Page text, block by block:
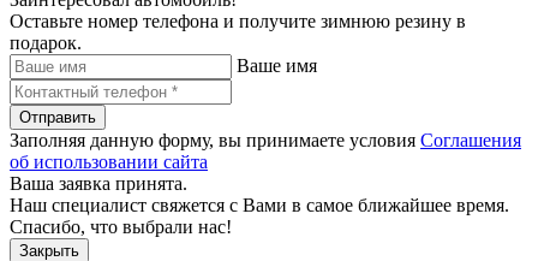
Оставьте номер телефона и получите зимнюю резину в
подарок.
Ваше имя
Отправить
Заполняя данную форму, вы принимаете условия Соглашения
об использовании сайта
Ваша заявка принята.
Наш специалист свяжется с Вами в самое ближайшее время.
Спасибо, что выбрали нас!
Закрыть